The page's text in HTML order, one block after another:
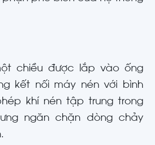
chiều được lắp vào ống
kết nối máy nén với bình
khí nén tập trung trong
ngăn chặn dòng chảy